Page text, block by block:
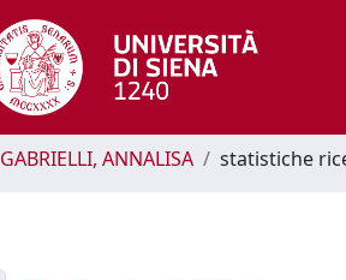
GABRIELLI, ANNALISA statistiche